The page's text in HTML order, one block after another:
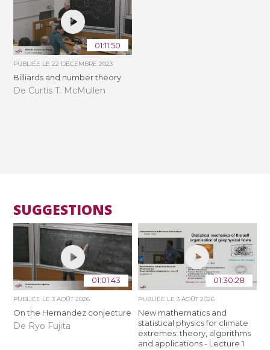
01:11:50
PUBLIÉE LE22 DÉCEMBRE 2023
Billiards and number theory
De Curtis T. McMullen
SUGGESTIONS
01:01:43
PUBLIÉE LE3 AOÛT 2026
On the Hernandez conjecture
De Ryo Fujita
01:30:28
PUBLIÉE LE 3 AOÛT 2026
New mathematics and
statistical physics for climate
extremes: theory, algorithms
and applications - Lecture 1